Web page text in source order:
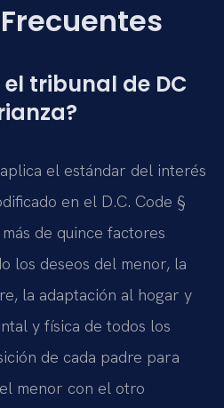
tribunal de DC
el estándar del interés
en el D.C. Code §
de quince factores
los deseos del menor, la
la adaptación al hogar y
y física de todos los
de cada padre para
menor con el otro